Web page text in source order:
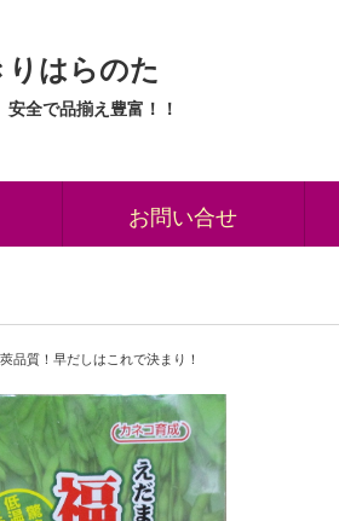
はらのた
全で品揃え豊富！！
お問い合せ
品質！早だしはこれで決まり！